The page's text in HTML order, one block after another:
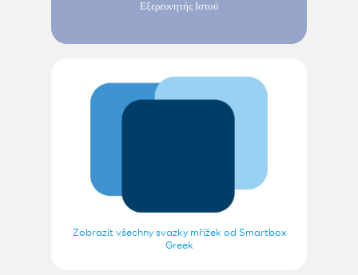
Εξερευνητής Ιστού
Zobrazit všechny svazky mřížek od Smartbox
Greek